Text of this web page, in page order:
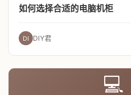
如何选择合适的电脑机柜
DI DIY君
💻